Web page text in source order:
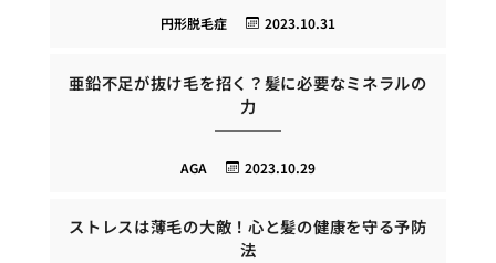
2023.10.31
円形脱毛症
亜鉛不足が抜け毛を招く？髪に必要なミネラルの
力
2023.10.29
AGA
ストレスは薄毛の大敵！心と髪の健康を守る予防
法